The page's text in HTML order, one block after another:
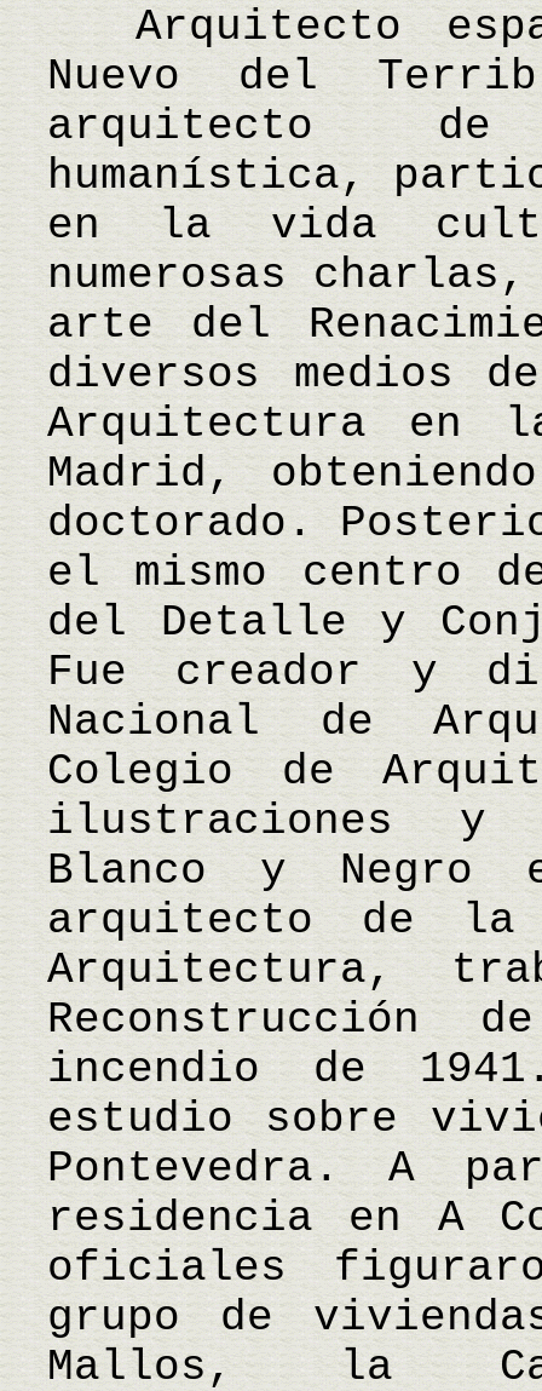
Arquitecto
Nuevo del
arquitecto de
humanística,
en la vida
numerosas
arte del
diversos medios
Arquitectura en
Madrid,
doctorado.
el mismo centro
del Detalle y
Fue creador y
Nacional de
Colegio de
ilustraciones y
Blanco y Negro
arquitecto de la
Arquitectura,
Reconstrucción
incendio de
estudio sobre
Pontevedra. A
residencia en A
oficiales
grupo de
Mallos, la